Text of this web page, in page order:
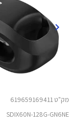
מק"ט 619659169411
SDIX60N-128G-GN6NE